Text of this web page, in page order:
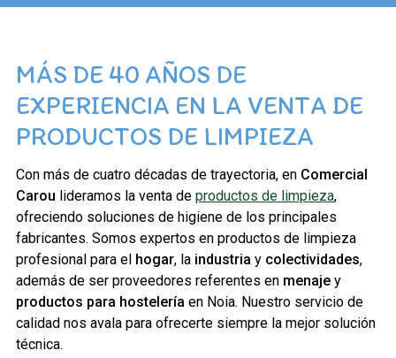
MÁS DE 40 AÑOS DE
EXPERIENCIA EN LA VENTA DE
PRODUCTOS DE LIMPIEZA
Con más de cuatro décadas de trayectoria, en Comercial
Carou lideramos la venta de productos de limpieza,
ofreciendo soluciones de higiene de los principales
fabricantes. Somos expertos en productos de limpieza
profesional para el hogar, la industria y colectividades,
además de ser proveedores referentes en menajey
productos para hostelería en Noia. Nuestro servicio de
calidad nos avala para ofrecerte siempre la mejor solución
técnica.